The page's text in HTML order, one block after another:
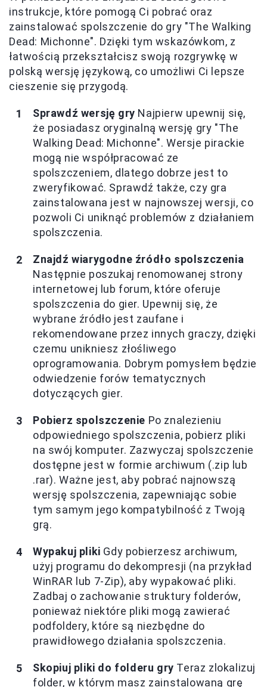
instrukcje, które pomogą Ci pobrać oraz
zainstalować spolszczenie do gry "The Walking
Dead: Michonne". Dzięki tym wskazówkom, z
łatwością przekształcisz swoją rozgrywkę w
polską wersję językową, co umożliwi Ci lepsze
cieszenie się przygodą.
Sprawdź wersję gry Najpierw upewnij się,
że posiadasz oryginalną wersję gry "The
Walking Dead: Michonne". Wersje pirackie
mogą nie współpracować ze
spolszczeniem, dlatego dobrze jest to
zweryfikować. Sprawdź także, czy gra
zainstalowana jest w najnowszej wersji, co
pozwoli Ci uniknąć problemów z działaniem
spolszczenia.
Znajdź wiarygodne źródło spolszczenia
Następnie poszukaj renomowanej strony
internetowej lub forum, które oferuje
spolszczenia do gier. Upewnij się, że
wybrane źródło jest zaufane i
rekomendowane przez innych graczy, dzięki
czemu unikniesz złośliwego
oprogramowania. Dobrym pomysłem będzie
odwiedzenie forów tematycznych
dotyczących gier.
Pobierz spolszczenie Po znalezieniu
odpowiedniego spolszczenia, pobierz pliki
na swój komputer. Zazwyczaj spolszczenie
dostępne jest w formie archiwum (.zip lub
.rar). Ważne jest, aby pobrać najnowszą
wersję spolszczenia, zapewniając sobie
tym samym jego kompatybilność z Twoją
grą.
Wypakuj pliki Gdy pobierzesz archiwum,
użyj programu do dekompresji (na przykład
WinRAR lub 7-Zip), aby wypakować pliki.
Zadbaj o zachowanie struktury folderów,
ponieważ niektóre pliki mogą zawierać
podfoldery, które są niezbędne do
prawidłowego działania spolszczenia.
Skopiuj pliki do folderu gry Teraz zlokalizuj
folder, w którym masz zainstalowaną grę